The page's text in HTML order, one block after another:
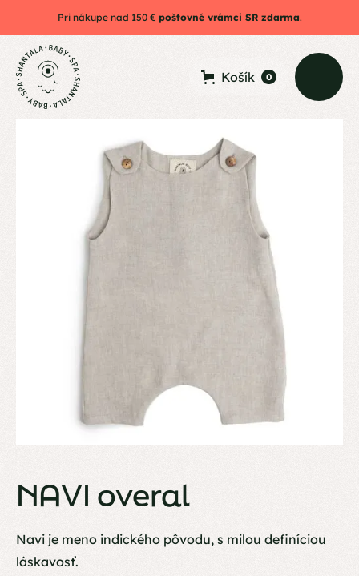
Pri nákupe nad 150 € poštovné vrámci SR zdarma.
Košík 0
NAVI overal
Navi je meno indického pôvodu, s milou definíciou
láskavosť.